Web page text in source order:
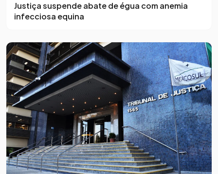
Justiça suspende abate de égua com anemia
infecciosa equina